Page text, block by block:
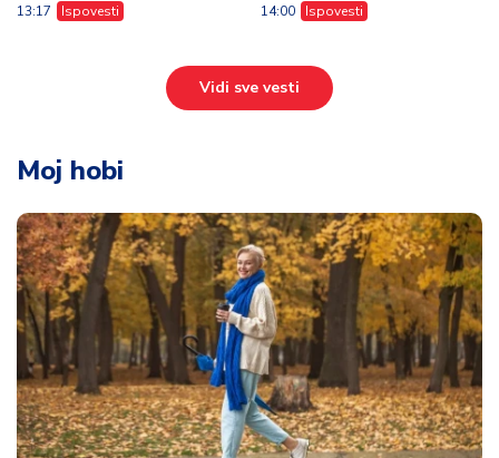
13:17 Ispovesti 14:00 Ispovesti
Vidi sve vesti
Moj hobi